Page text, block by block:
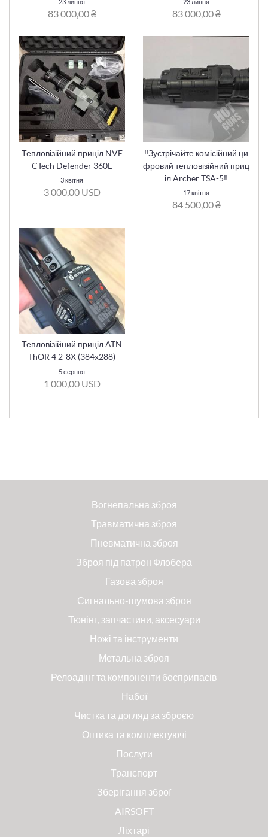
83 000,00 ₴ 83 000,00 ₴
Тепловізійний приціл NVE
CTech Defender 360L
3 квітня
3 000,00 USD
‼️Зустрічайте комісійний ци
фровий тепловізійний приц
іл Archer TSA-5‼️
17 квітня
84 500,00 ₴
Тепловізійний приціл ATN
ThOR 4 2-8X (384x288)
5 серпня
1 000,00 USD
Вогнепальна зброя
Травматична зброя
Пневматична зброя
Зброя під патрон Флобера
Газова зброя
Сигнально-шумова зброя
Тюнінг, запчастини, аксесуари
Ножі та інструменти
Метальна зброя
Релоадінг та компоненти боєприпасів
Набої
Чистка та догляд за зброєю
Оптика та комплектуючі
Послуги
Транспорт
Зберігання зброї
AIRSOFT
Ліхтарі